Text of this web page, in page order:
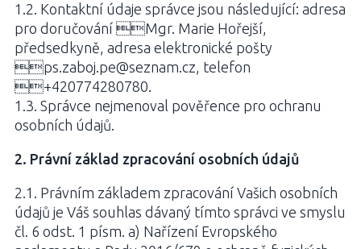
1.2. Kontaktní údaje správce jsou následující: adresa
pro doručování Mgr. Marie Hořejší,
předsedkyně, adresa elektronické pošty
ps.zaboj.pe@seznam.cz, telefon
+420774280780.
1.3. Správce nejmenoval pověřence pro ochranu
osobních údajů.
2. Právní základ zpracování osobních údajů
2.1. Právním základem zpracování Vašich osobních
údajů je Váš souhlas dávaný tímto správci ve smyslu
čl. 6 odst. 1 písm. a) Nařízení Evropského